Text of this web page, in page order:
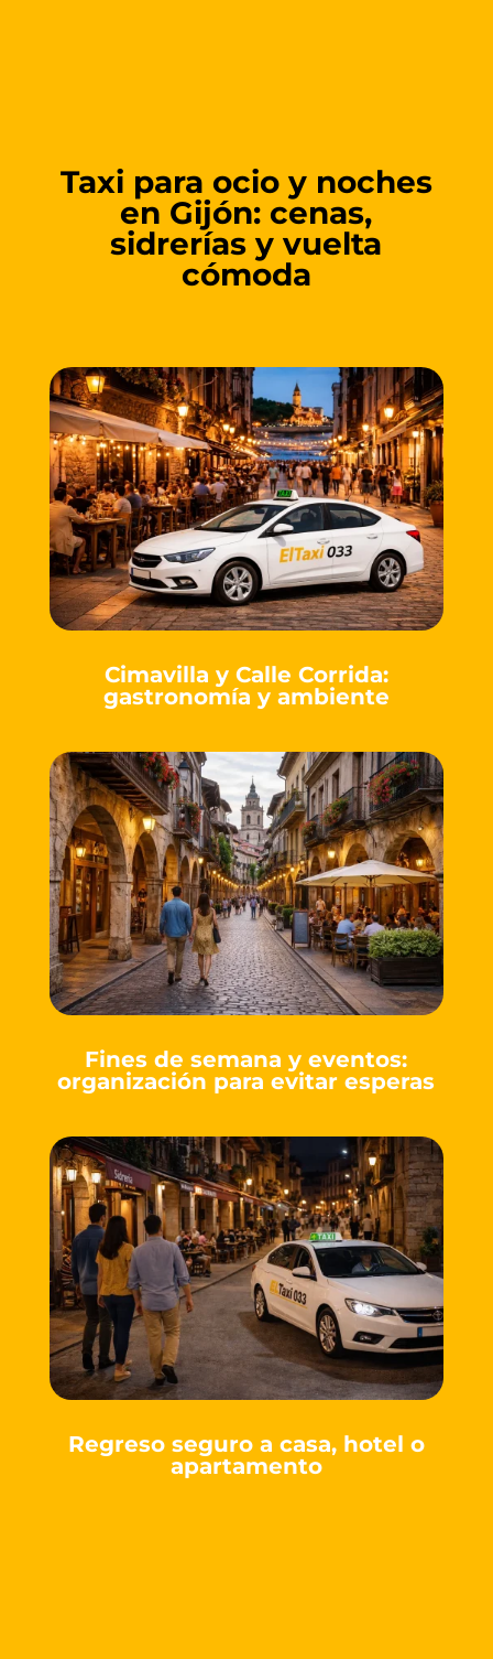
Taxi para ocio y noches
en Gijón: cenas,
sidrerías y vuelta
cómoda
Cimavilla y Calle Corrida:
gastronomía y ambiente
Fines de semana y eventos:
organización para evitar esperas
Regreso seguro a casa, hotel o
apartamento